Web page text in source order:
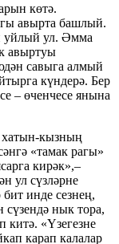
көтә.
авырта башлый.
уйлый ул. Әмма
авыртуы
савыга алмый
күндерә. Бер
– өченчесе янына
хатын-кызның
«тамак рагы»
кирәк»,–
ул сүзләрне
инде сезнең,
нык тора,
«Үзегезне
карап калалар